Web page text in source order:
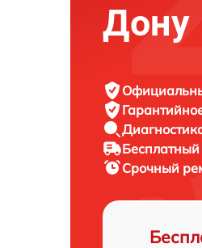
Дону
Срочный